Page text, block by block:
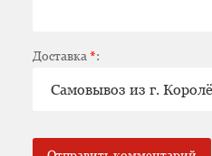
Доставка *: